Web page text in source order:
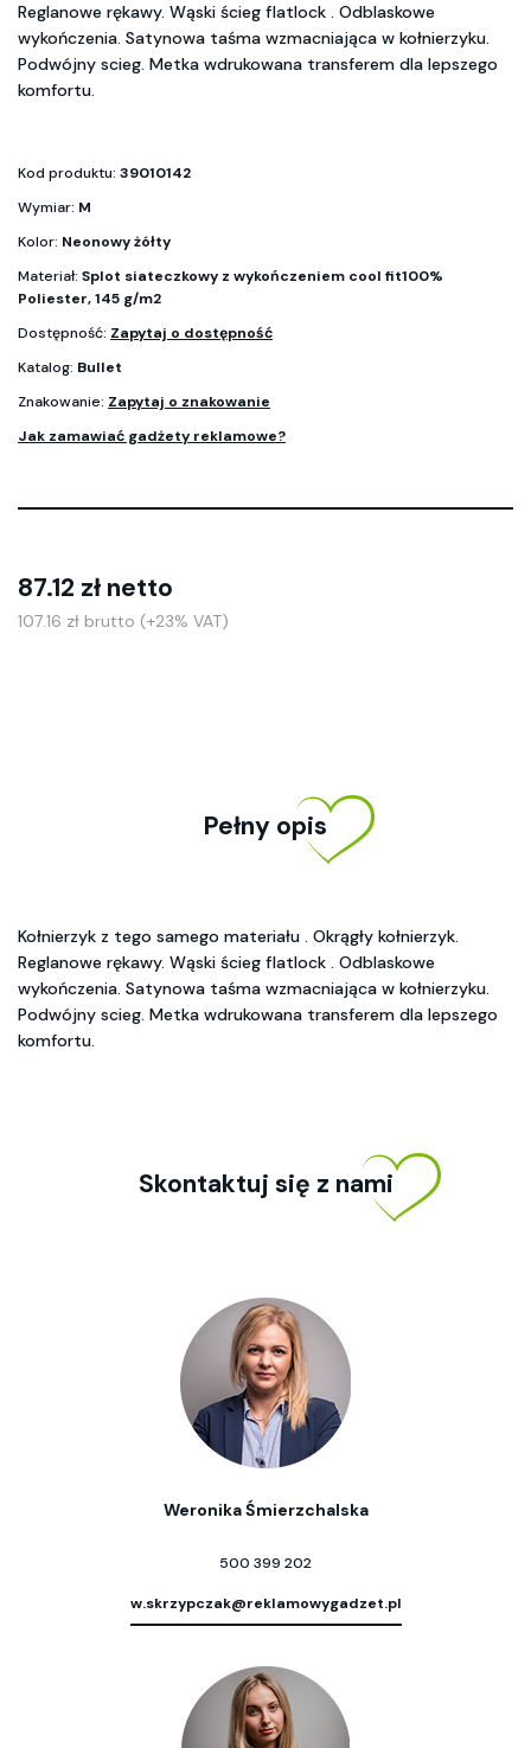
Reglanowe rękawy. Wąski ścieg flatlock . Odblaskowe
wykończenia. Satynowa taśma wzmacniająca w kołnierzyku.
Podwójny scieg. Metka wdrukowana transferem dla lepszego
komfortu.
Kod produktu: 39010142
Wymiar: M
Kolor: Neonowy żółty
Materiał: Splot siateczkowy z wykończeniem cool fit100%
Poliester, 145 g/m2
Dostępność: Zapytaj o dostępność
Katalog: Bullet
Znakowanie: Zapytaj o znakowanie
Jak zamawiać gadżety reklamowe?
87.12 zł netto
107.16 zł brutto (+23% VAT)
Pełny opis
Kołnierzyk z tego samego materiału . Okrągły kołnierzyk.
Reglanowe rękawy. Wąski ścieg flatlock . Odblaskowe
wykończenia. Satynowa taśma wzmacniająca w kołnierzyku.
Podwójny scieg. Metka wdrukowana transferem dla lepszego
komfortu.
Skontaktuj się z nami
Weronika Śmierzchalska
500 399 202
w.skrzypczak@reklamowygadzet.pl